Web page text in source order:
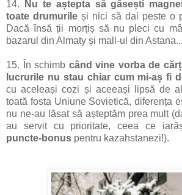
14.
Nu te aștepta să găsești
toate drumurile și nici să dai peste o
Dacă însă ții morțiș să nu pleci cu
bazarul din Almaty și mall-ul din Astana...
15. În schimb când vine vorba de
lucrurile nu stau chiar cum mi-aș fi
cu aceleași cozi și aceeași lipsă de
toată fosta Uniune Sovietică, diferența
nu ne-au lăsat să așteptăm prea mult
au servit cu prioritate, ceea ce
puncte-bonus pentru kazahstanezi!).